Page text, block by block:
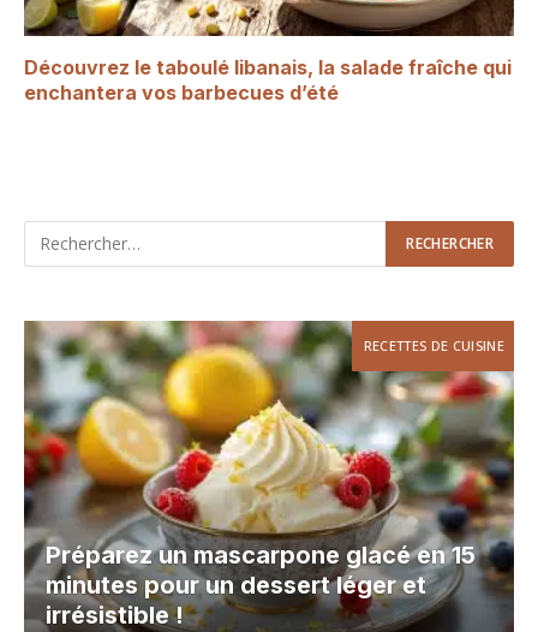
Découvrez le taboulé libanais, la salade fraîche qui
enchantera vos barbecues d’été
RECETTES DE CUISINE
Préparez un mascarpone glacé en 15
minutes pour un dessert léger et
irrésistible !